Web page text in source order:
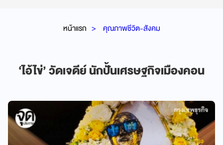
หน้าแรก คุณภาพชีวิต-สังคม
‘ไอ้ไข่’ วัดเจดีย์ นักปั้นเศรษฐกิจเมืองคอน